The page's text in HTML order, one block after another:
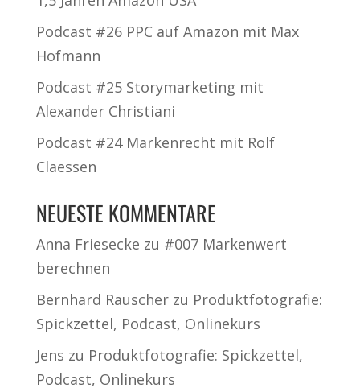
Podcast #26 PPC auf Amazon mit Max
Hofmann
Podcast #25 Storymarketing mit
Alexander Christiani
Podcast #24 Markenrecht mit Rolf
Claessen
NEUESTE KOMMENTARE
Anna Friesecke zu #007 Markenwert
berechnen
Bernhard Rauscherzu Produktfotografie:
Spickzettel, Podcast, Onlinekurs
Jens zu Produktfotografie: Spickzettel,
Podcast, Onlinekurs